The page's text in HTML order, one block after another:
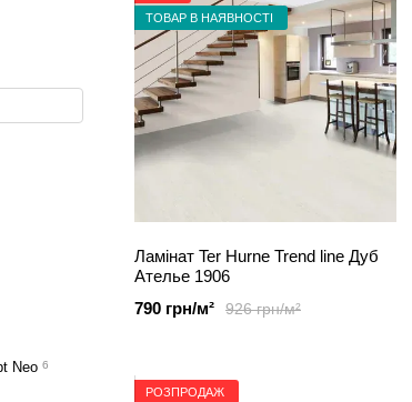
ТОВАР В НАЯВНОСТІ
Ламінат Ter Hurne Trend line Дуб
Ателье 1906
926 грн/м²
790 грн/м²
РОЗПРОДАЖ
Neo 6